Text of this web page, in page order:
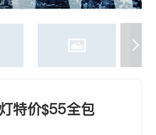
特价$55全包